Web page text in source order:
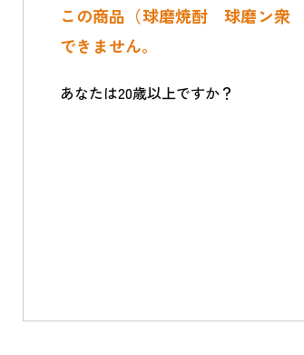
この商品（球磨焼酎 球磨ン衆
できません。
あなたは20歳以上ですか？